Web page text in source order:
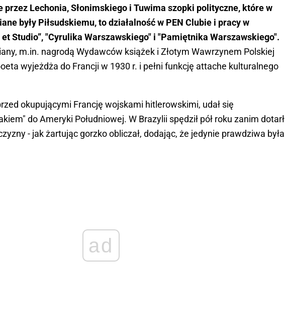
przez Lechonia, Słonimskiego i Tuwima szopki polityczne, które w
były Piłsudskiemu, to działalność w PEN Clubie i pracy w
Stu­dio”, "Cyrulika Warszawskiego" i "Pamiętnika Warszawskiego".
m.in. nagrodą Wydawców książek i Złotym Wawrzynem Polskiej
wyjeżdża do Francji w 1930 r. i pełni funkcję attache kulturalnego
okupującymi Francję wojskami hitlerowskimi, udał się
do Ameryki Południowej. W Brazylii spędził pół roku zanim dotarł
- jak żartując gorzko obliczał, dodając, że jedynie prawdziwa była
ad